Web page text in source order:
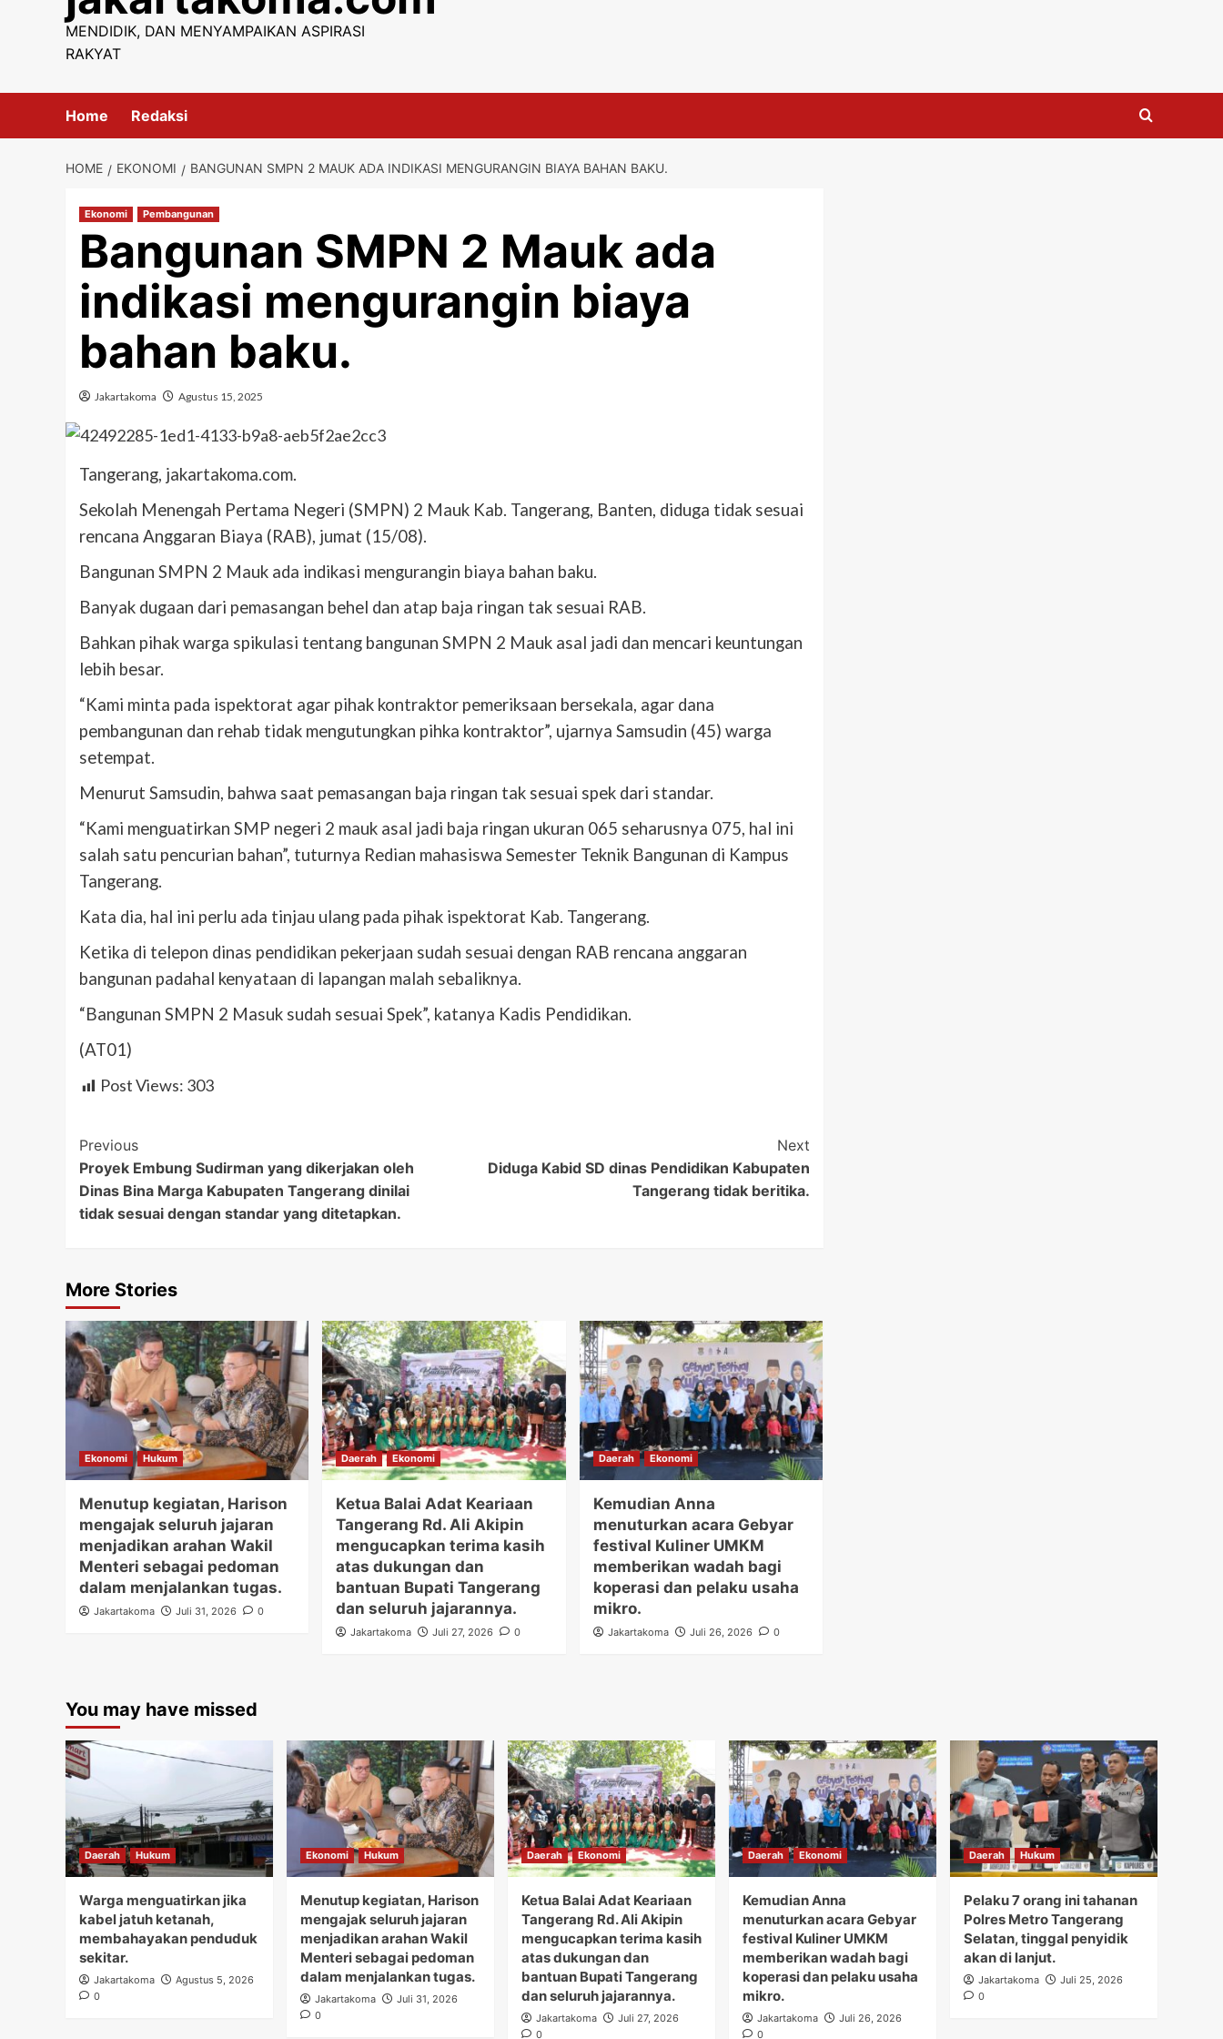
MENDIDIK, DAN MENYAMPAIKAN ASPIRASI
RAKYAT
Home Redaksi
HOME EKONOMI BANGUNAN SMPN 2 MAUK ADA INDIKASI MENGURANGIN BIAYA BAHAN BAKU.
Ekonomi Pembangunan
Bangunan SMPN 2 Mauk ada
indikasi mengurangin biaya
bahan baku.
Jakartakoma Agustus 15, 2025
Tangerang, jakartakoma.com.
Sekolah Menengah Pertama Negeri (SMPN) 2 Mauk Kab. Tangerang, Banten, diduga tidak sesuai
rencana Anggaran Biaya (RAB), jumat (15/08).
Bangunan SMPN 2 Mauk ada indikasi mengurangin biaya bahan baku.
Banyak dugaan dari pemasangan behel dan atap baja ringan tak sesuai RAB.
Bahkan pihak warga spikulasi tentang bangunan SMPN 2 Mauk asal jadi dan mencari keuntungan
lebih besar.
“Kami minta pada ispektorat agar pihak kontraktor pemeriksaan bersekala, agar dana
pembangunan dan rehab tidak mengutungkan pihka kontraktor”, ujarnya Samsudin (45) warga
setempat.
Menurut Samsudin, bahwa saat pemasangan baja ringan tak sesuai spek dari standar.
“Kami menguatirkan SMP negeri 2 mauk asal jadi baja ringan ukuran 065 seharusnya 075, hal ini
salah satu pencurian bahan”, tuturnya Redian mahasiswa Semester Teknik Bangunan di Kampus
Tangerang.
Kata dia, hal ini perlu ada tinjau ulang pada pihak ispektorat Kab. Tangerang.
Ketika di telepon dinas pendidikan pekerjaan sudah sesuai dengan RAB rencana anggaran
bangunan padahal kenyataan di lapangan malah sebaliknya.
“Bangunan SMPN 2 Masuk sudah sesuai Spek”, katanya Kadis Pendidikan.
(AT01)
Post Views: 303
Post
Navigation
Previous
Proyek Embung Sudirman yang dikerjakan oleh
Dinas Bina Marga Kabupaten Tangerang dinilai
tidak sesuai dengan standar yang ditetapkan.
Next
Diduga Kabid SD dinas Pendidikan Kabupaten
Tangerang tidak beritika.
More Stories
Ekonomi Hukum
Menutup kegiatan, Harison
mengajak seluruh jajaran
menjadikan arahan Wakil
Menteri sebagai pedoman
dalam menjalankan tugas.
Jakartakoma Juli 31, 2026 0
Daerah Ekonomi
Ketua Balai Adat Keariaan
Tangerang Rd. Ali Akipin
mengucapkan terima kasih
atas dukungan dan
bantuan Bupati Tangerang
dan seluruh jajarannya.
Jakartakoma Juli 27, 2026 0
Daerah Ekonomi
Kemudian Anna
menuturkan acara Gebyar
festival Kuliner UMKM
memberikan wadah bagi
koperasi dan pelaku usaha
mikro.
Jakartakoma Juli 26, 2026 0
You may have missed
Daerah Hukum
Warga menguatirkan jika
kabel jatuh ketanah,
membahayakan penduduk
sekitar.
Jakartakoma
Agustus 5, 2026
0
Ekonomi Hukum
Menutup kegiatan, Harison
mengajak seluruh jajaran
menjadikan arahan Wakil
Menteri sebagai pedoman
dalam menjalankan tugas.
Jakartakoma
Juli 31, 2026
0
Daerah Ekonomi
Ketua Balai Adat Keariaan
Tangerang Rd. Ali Akipin
mengucapkan terima kasih
atas dukungan dan
bantuan Bupati Tangerang
dan seluruh jajarannya.
Jakartakoma
Juli 27, 2026
0
Daerah Ekonomi
Kemudian Anna
menuturkan acara Gebyar
festival Kuliner UMKM
memberikan wadah bagi
koperasi dan pelaku usaha
mikro.
Jakartakoma
Juli 26, 2026
0
Daerah Hukum
Pelaku 7 orang ini tahanan
Polres Metro Tangerang
Selatan, tinggal penyidik
akan di lanjut.
Jakartakoma
Juli 25, 2026
0